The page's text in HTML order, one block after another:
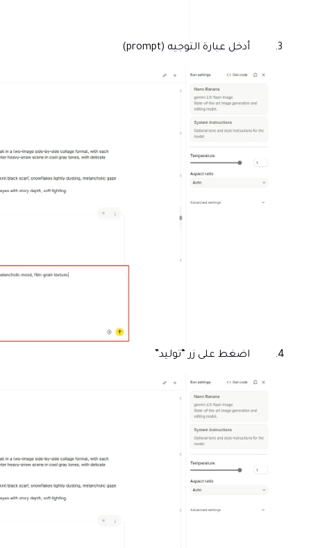
أدخل عبارة التوجيه (prompt)
اضغط على زر “توليد”